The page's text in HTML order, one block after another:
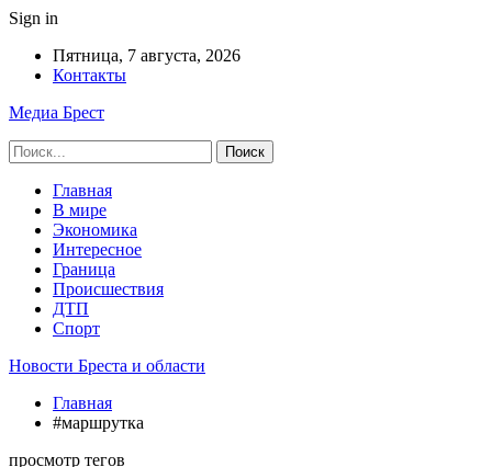
Sign in
Пятница, 7 августа, 2026
Контакты
Медиа Брест
Главная
В мире
Экономика
Интересное
Граница
Происшествия
ДТП
Спорт
Новости Бреста и области
Главная
#маршрутка
просмотр тегов